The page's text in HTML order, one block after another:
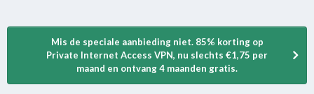
Mis de speciale aanbieding niet. 85% korting op
Private Internet Access VPN, nu slechts €1,75 per
maand en ontvang 4 maanden gratis.